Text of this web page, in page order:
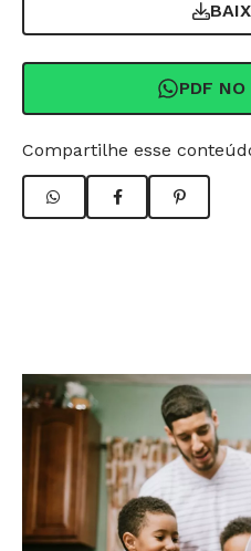
PDF
Compartilhe esse